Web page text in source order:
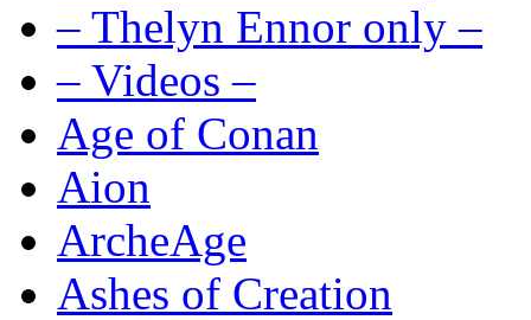
– Thelyn Ennor only –
– Videos –
Age of Conan
Aion
ArcheAge
Ashes of Creation